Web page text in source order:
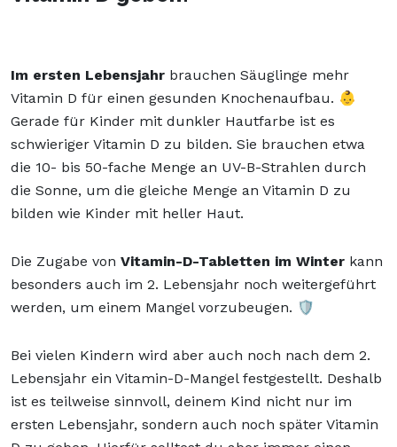
Im ersten Lebensjahr brauchen Säuglinge mehr
Vitamin D für einen gesunden Knochenaufbau. 👶
Gerade für Kinder mit dunkler Hautfarbe ist es
schwieriger Vitamin D zu bilden. Sie brauchen etwa
die 10- bis 50-fache Menge an UV-B-Strahlen durch
die Sonne, um die gleiche Menge an Vitamin D zu
bilden wie Kinder mit heller Haut.
Die Zugabe von Vitamin-D-Tabletten im Winter kann
besonders auch im 2. Lebensjahr noch weitergeführt
werden, um einem Mangel vorzubeugen. 🛡️
Bei vielen Kindern wird aber auch noch nach dem 2.
Lebensjahr ein Vitamin-D-Mangel festgestellt. Deshalb
ist es teilweise sinnvoll, deinem Kind nicht nur im
ersten Lebensjahr, sondern auch noch später Vitamin